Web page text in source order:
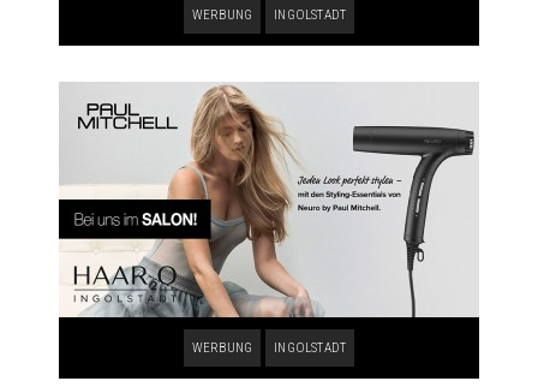
WERBUNG INGOLSTADT
WERBUNG INGOLSTADT